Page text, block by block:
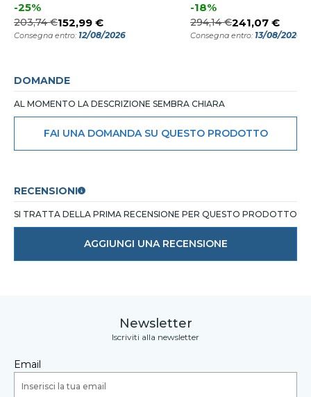
-25%
203,74 €152,99 €
Consegna entro: 12/08/2026
-18%
294,14 €241,07 €
Consegna entro: 13/08/2026
DOMANDE
AL MOMENTO LA DESCRIZIONE SEMBRA CHIARA
FAI UNA DOMANDA SU QUESTO PRODOTTO
RECENSIONI
SI TRATTA DELLA PRIMA RECENSIONE PER QUESTO PRODOTTO
AGGIUNGI UNA RECENSIONE
Newsletter
Iscriviti alla newsletter
Email